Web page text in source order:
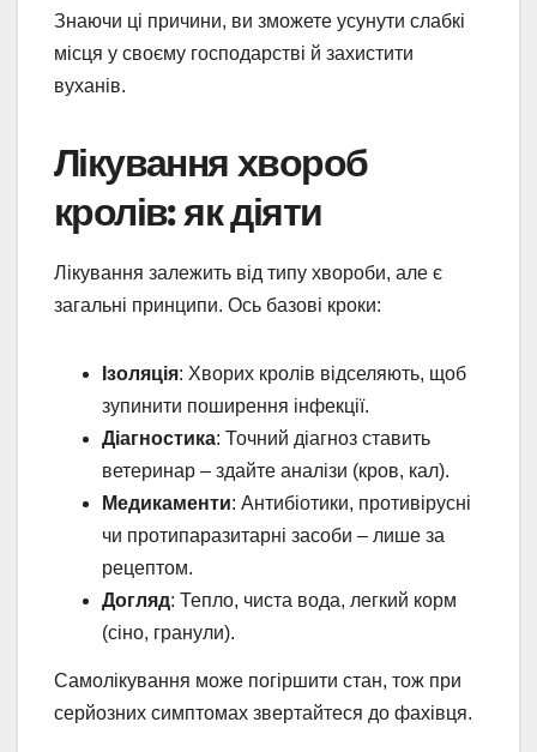
Знаючи ці причини, ви зможете усунути слабкі
місця у своєму господарстві й захистити
вуханів.
Лікування хвороб
кролів: як діяти
Лікування залежить від типу хвороби, але є
загальні принципи. Ось базові кроки:
Ізоляція: Хворих кролів відселяють, щоб
зупинити поширення інфекції.
Діагностика: Точний діагноз ставить
ветеринар – здайте аналізи (кров, кал).
Медикаменти: Антибіотики, противірусні
чи протипаразитарні засоби – лише за
рецептом.
Догляд: Тепло, чиста вода, легкий корм
(сіно, гранули).
Самолікування може погіршити стан, тож при
серйозних симптомах звертайтеся до фахівця.